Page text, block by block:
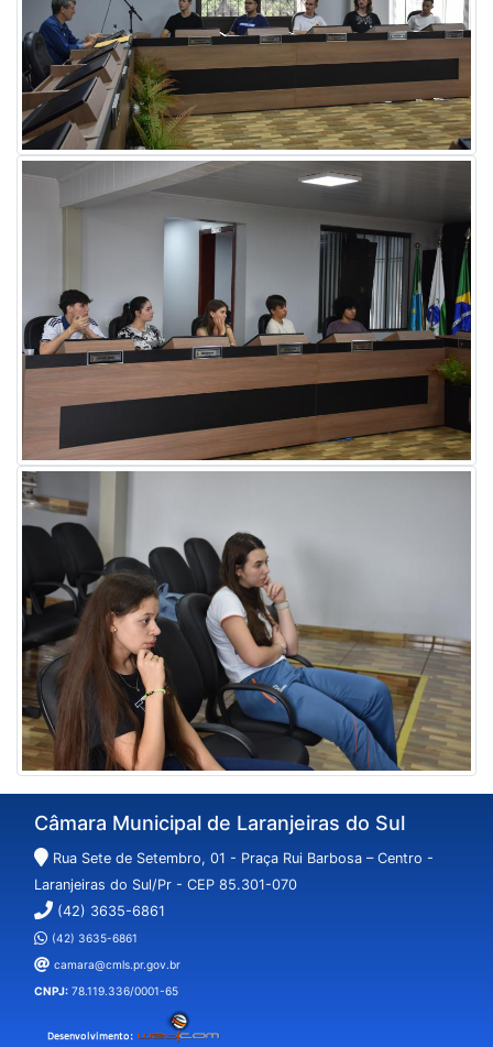
Câmara Municipal de Laranjeiras do Sul
Rua Sete de Setembro, 01 - Praça Rui Barbosa – Centro -
Laranjeiras do Sul/Pr - CEP 85.301-070
(42) 3635-6861
(42) 3635-6861
camara@cmls.pr.gov.br
CNPJ: 78.119.336/0001-65